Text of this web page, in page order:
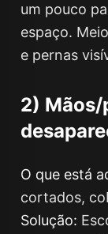
um pouco
espaço.
e pernas
2) Mãos/
O que está
cortados,
Solução: